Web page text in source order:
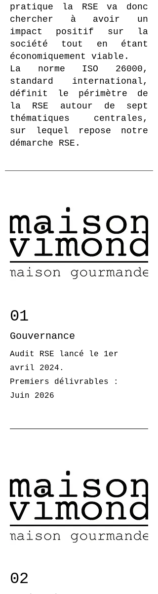
pratique la RSE va donc
chercher à avoir un
impact positif sur la
société tout en étant
économiquement viable.
La norme ISO 26000,
standard international,
définit le périmètre de
la RSE autour de sept
thématiques centrales,
sur lequel repose notre
démarche RSE.
01
Gouvernance
Audit RSE lancé le 1er
avril 2024.
Premiers délivrables :
Juin 2026
02